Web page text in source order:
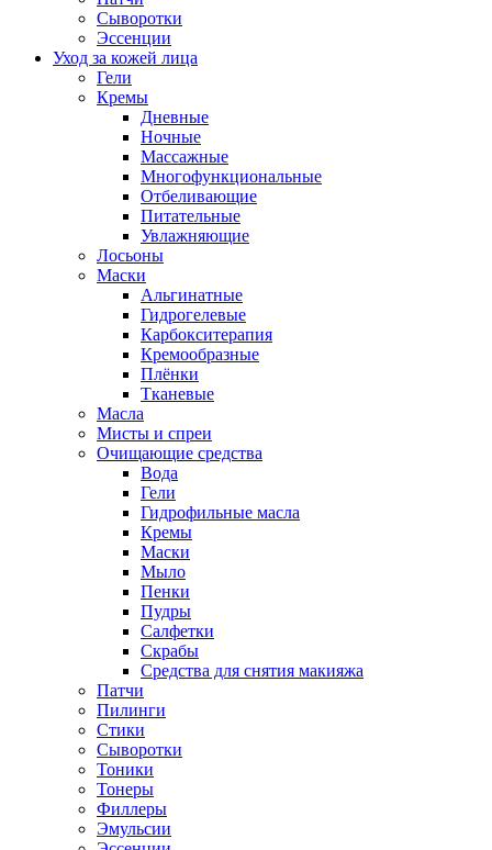
Сыворотки
Эссенции
Уход за кожей лица
Гели
Кремы
Дневные
Ночные
Массажные
Многофункциональные
Отбеливающие
Питательные
Увлажняющие
Лосьоны
Маски
Альгинатные
Гидрогелевые
Карбокситерапия
Кремообразные
Плёнки
Тканевые
Масла
Мисты и спреи
Очищающие средства
Вода
Гели
Гидрофильные масла
Кремы
Маски
Мыло
Пенки
Пудры
Салфетки
Скрабы
Средства для снятия макияжа
Патчи
Пилинги
Стики
Сыворотки
Тоники
Тонеры
Филлеры
Эмульсии